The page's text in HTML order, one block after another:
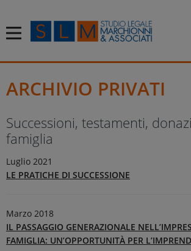
ARCHIVIO PRIVATI
Successioni, testamenti,
famiglia
Luglio 2021
LE PRATICHE DI SUCCESSIONE
Marzo 2018
IL PASSAGGIO GENERAZIONALE
FAMIGLIA: UN’OPPORTUNITÀ PER